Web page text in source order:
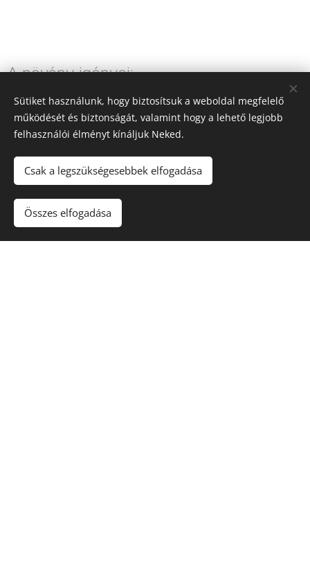
A növény igényei:
Víz
Sütiket használunk, hogy biztosítsuk a weboldal megfelelő
működését és biztonságát, valamint hogy a lehető legjobb
felhasználói élményt kínáljuk Neked.
Csak a legszükségesebbek elfogadása
Összes elfogadása